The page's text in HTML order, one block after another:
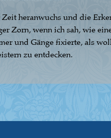
heranwuchs und die
Zorn, wenn ich sah, wie
und Gänge fixierte, als
zu entdecken.